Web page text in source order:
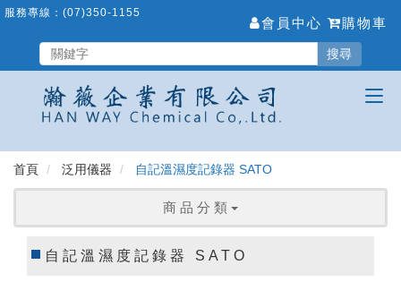
跳
要
服務專線： (07)350-1155
會員中心 購物車
搜尋
首頁 泛用儀器 自記溫濕度記錄器 SATO
商 品 分 類
自記溫濕度記錄器 SATO